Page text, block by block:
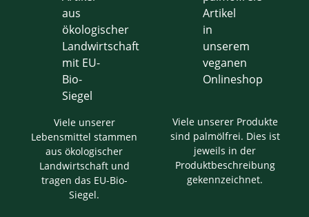
Viele unserer
Lebensmittel stammen
aus ökologischer
Landwirtschaft und
tragen das EU-Bio-
Siegel.
Viele unserer Produkte
sind palmölfrei. Dies ist
jeweils in der
Produktbeschreibung
gekennzeichnet.